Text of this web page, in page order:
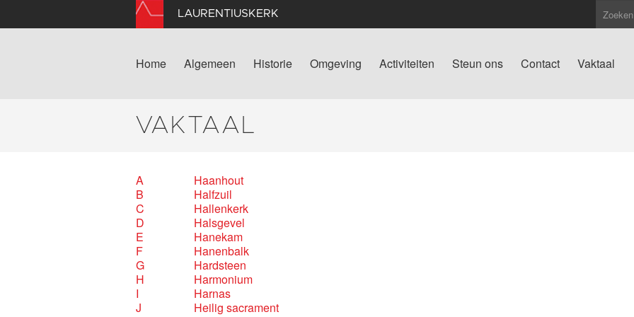
LAURENTIUSKERK
Home Algemeen Historie Omgeving Activiteiten Steun ons Contact Vaktaal
VAKTAAL
A
B
C
D
E
F
G
H
I
J
Haanhout
Halfzuil
Hallenkerk
Halsgevel
Hanekam
Hanenbalk
Hardsteen
Harmonium
Harnas
Heilig sacrament